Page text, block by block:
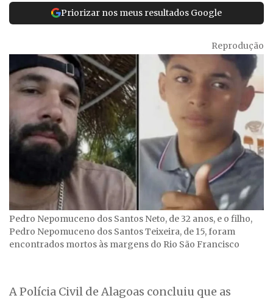
Priorizar nos meus resultados Google
Reprodução
Pedro Nepomuceno dos Santos Neto, de 32 anos, e o filho,
Pedro Nepomuceno dos Santos Teixeira, de 15, foram
encontrados mortos às margens do Rio São Francisco
A Polícia Civil de Alagoas concluiu que as